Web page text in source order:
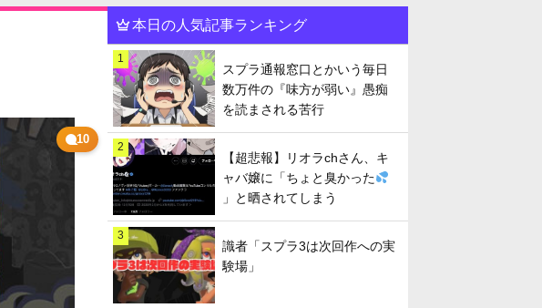
10
本日の人気記事ランキング
1
スプラ通報窓口とかいう毎日
数万件の『味方が弱い』愚痴
を読まされる苦行
2
【超悲報】リオラchさん、キ
ャバ嬢に「ちょと臭かった
」と晒されてしまう
3
識者「スプラ3は次回作への実
験場」